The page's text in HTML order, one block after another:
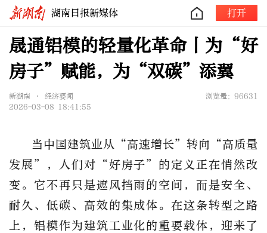
湖南日报新媒体 打开
晟通铝模的轻量化革命丨为“好
房子”赋能，为“双碳”添翼
新湖南 • 经济要闻
浏览量：96631
2026-03-08 18:41:55
当中国建筑业从“高速增长”转向“高质量
发展”，人们对“好房子”的定义正在悄然改
变。它不再只是遮风挡雨的空间，而是安全、
耐久、低碳、高效的集成体。在这条转型之路
上，铝模作为建筑工业化的重要载体，迎来了